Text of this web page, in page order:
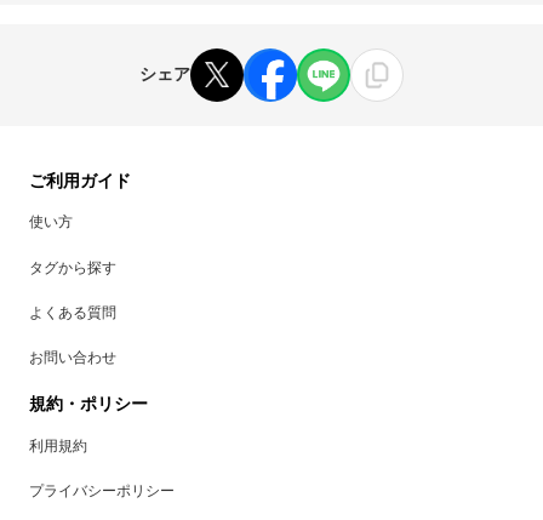
シェア
ご利用ガイド
使い方
タグから探す
よくある質問
お問い合わせ
規約・ポリシー
利用規約
プライバシーポリシー